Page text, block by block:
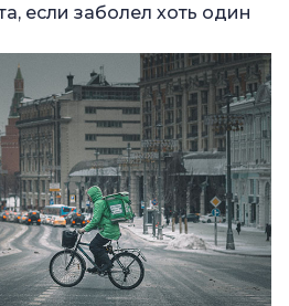
если заболел хоть один